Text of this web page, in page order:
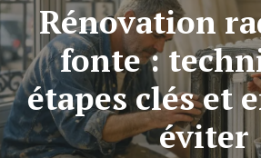
Rénovation
fonte :
étapes clés et
éviter